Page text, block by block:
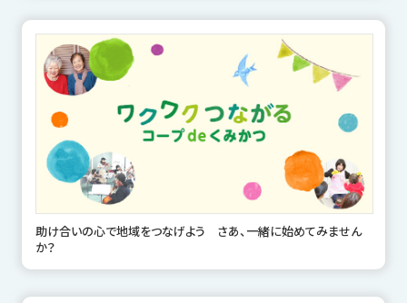
助け合いの心で地域をつなげよう さあ、一緒に始めてみません
か？